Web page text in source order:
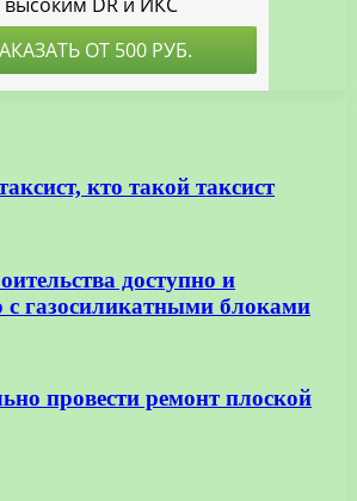
кто такой таксист
доступно и
с газосиликатными блоками
провести ремонт плоской